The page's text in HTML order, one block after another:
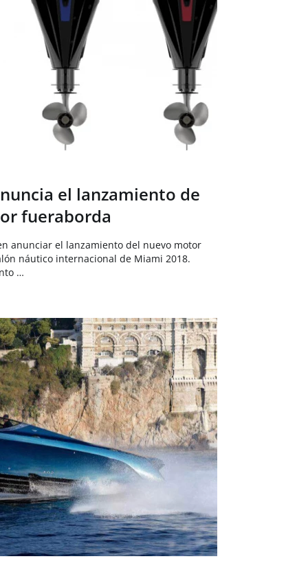
el lanzamiento de
fueraborda
anunciar el lanzamiento del nuevo motor
náutico internacional de Miami 2018.
…